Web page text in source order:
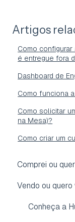
Artigos
Como
é entregue fora
Dashboard de
Como funciona
Como solicitar
na Mesa)?
Como criar um
Comprei ou
Acesso
Reembolso
Vendo ou
Conheça a